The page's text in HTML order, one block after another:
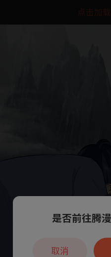
点击加
本章节仅支持App
户7
是否前往腾
取消